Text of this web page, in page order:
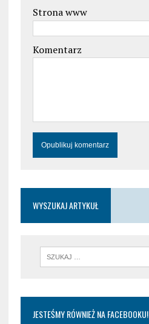
Strona www
Komentarz
WYSZUKAJ ARTYKUŁ
JESTEŚMY RÓWNIEŻ NA FACEBOOKU!